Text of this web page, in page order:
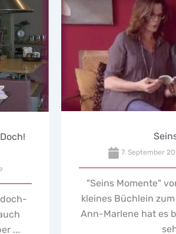
Seins
7. September 2017
"Seins Momente" von
kleines Büchlein zum
Ann-Marlene hat es
seht